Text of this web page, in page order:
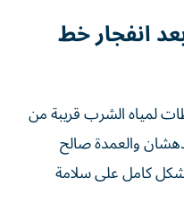
بعد انفجار خط
احترازي، أُوقفت 4 محطات لمياه الشرب قريبة من
والعمدة صالح
بشكل كامل على سلامة